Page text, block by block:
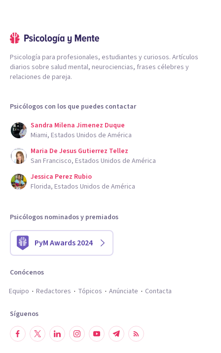
Psicología para profesionales, estudiantes y curiosos. Artículos
diarios sobre salud mental, neurociencias, frases célebres y
relaciones de pareja.
Psicólogos con los que puedes contactar
Sandra Milena Jimenez Duque
Miami, Estados Unidos de América
Maria De Jesus Gutierrez Tellez
San Francisco, Estados Unidos de América
Jessica Perez Rubio
Florida, Estados Unidos de América
Psicólogos nominados y premiados
PyM Awards 2024
Conócenos
Equipo
Redactores Tópicos Anúnciate Contacta
Síguenos